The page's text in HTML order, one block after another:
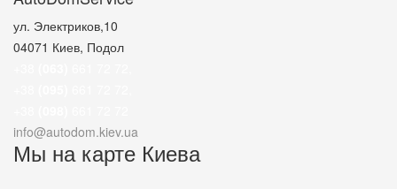
ул. Электриков,10
04071 Киев, Подол
info@autodom.kiev.ua
Мы на карте Киева